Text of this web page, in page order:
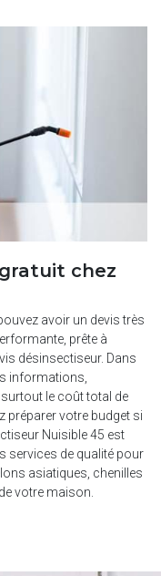
chez
avoir un devis très
prête à
désinsectiseur. Dans
informations,
le coût total de
préparer votre budget si
Nuisible 45 est
services de qualité pour
asiatiques, chenilles
votre maison.